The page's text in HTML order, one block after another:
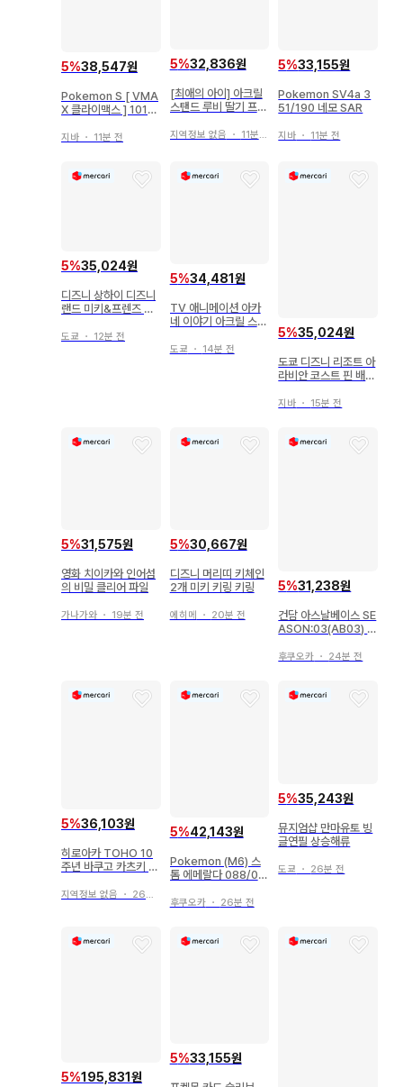
5%38,547원
Pokemon S [ VMA
X 클라이맥스 ] 101/1
R) S8b
지바 ・ 11분 전
5%32,836원
[최애의 아이] 아크릴
스탠드 루비 딸기 프로
년 Ver.
지역정보 없음 ・ 11분 전
5%33,155원
Pokemon SV4a 3
51/190 네모 SAR
지바 ・ 11분 전
5%35,024원
디즈니 상하이 디즈니
랜드 미키&프렌즈 구
도쿄 ・ 12분 전
5%34,481원
TV 애니메이션 아카
네 이야기 아크릴 스탠
도쿄 ・ 14분 전
5%35,024원
도쿄 디즈니 리조트 아
라비안 코스트 핀 배지
지바 ・ 15분 전
5%31,575원
영화 치이카와 인어섬
의 비밀 클리어 파일
가나가와 ・ 19분 전
5%30,667원
디즈니 머리띠 키체인
2개 미키 키링 키링
에히메 ・ 20분 전
5%31,238원
건담 아스날베이스 SE
ASON:03(AB03) 셴
후쿠오카 ・ 24분 전
5%36,103원
히로아카 TOHO 10
주년 바쿠고 카츠키 아
지역정보 없음 ・ 26분 전
5%42,143원
Pokemon (M6) 스
톰 에메랄다 088/07
후쿠오카・ 26분 전
5%35,243원
뮤지엄샵 만마유토 빙
글연필 상승해류
도쿄 ・ 26분 전
5%195,831원
5%33,155원